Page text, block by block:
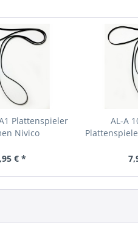
Plattenspieler
Nivico
€ *
AL-A